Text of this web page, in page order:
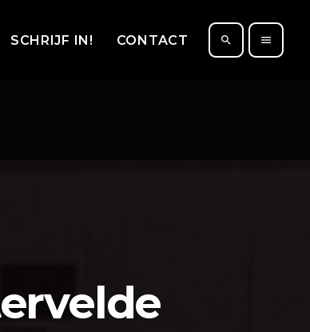
SCHRIJF IN! CONTACT search menu